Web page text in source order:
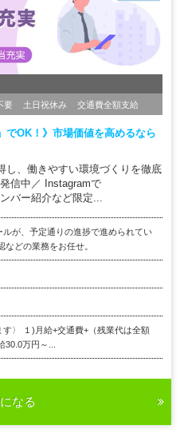
要 土日祝休み 交通費全額支給
でOK！》市場価値を高めるなら
し、働きやすい環境づくりを徹底
信中／ Instagramで
バー紹介など限定...
が、予定通りの進捗で進められてい
などの業務をお任せ。
す〉 １)月給+交通費+（残業代は全額
30.0万円～...
なる